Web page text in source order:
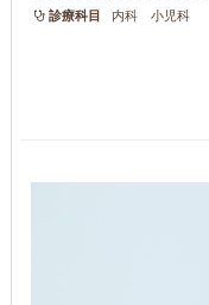
診療科目 内科 小児科